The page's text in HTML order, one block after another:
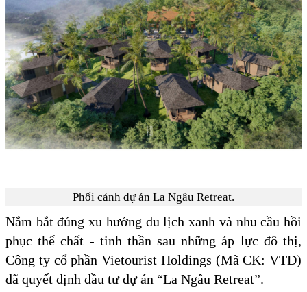
Phối cảnh dự án La Ngâu Retreat.
Nắm bắt đúng xu hướng du lịch xanh và nhu cầu hồi
phục thể chất - tinh thần sau những áp lực đô thị,
Công ty cổ phần Vietourist Holdings (Mã CK: VTD)
đã quyết định đầu tư dự án “La Ngâu Retreat”.